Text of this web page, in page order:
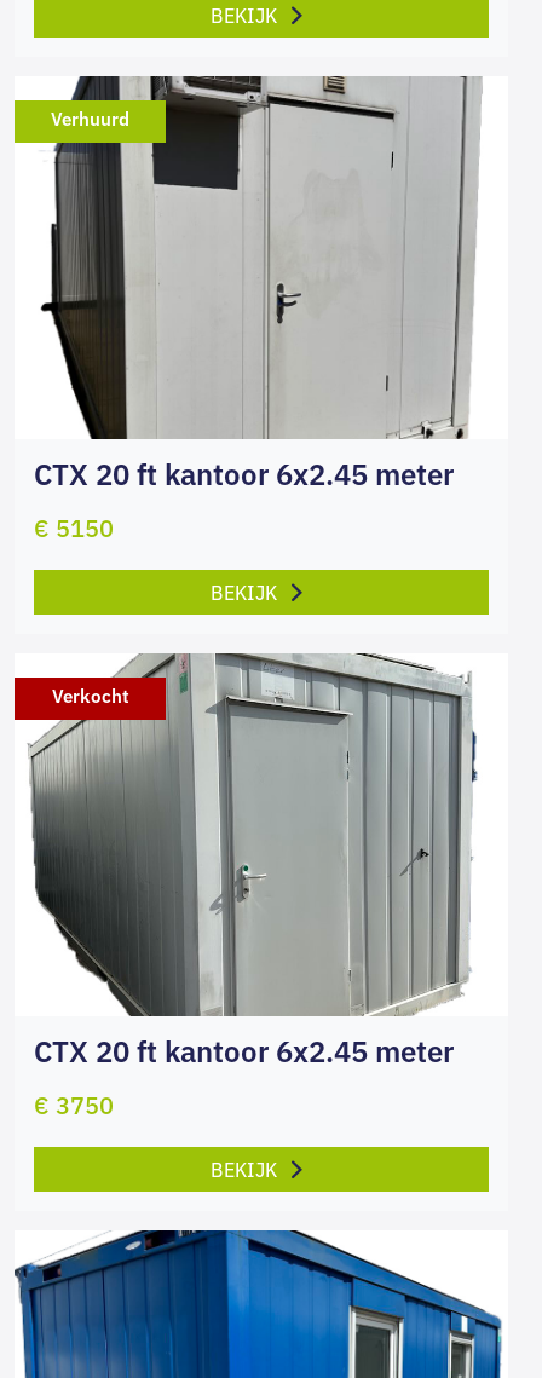
BEKIJK
Verhuurd
CTX 20 ft kantoor 6x2.45 meter
€ 5150
BEKIJK
Verkocht
CTX 20 ft kantoor 6x2.45 meter
€ 3750
BEKIJK